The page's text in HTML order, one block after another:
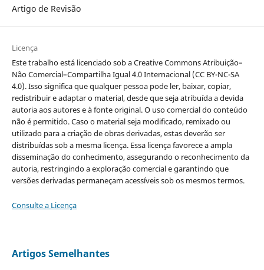
Artigo de Revisão
Licença
Este trabalho está licenciado sob a Creative Commons Atribuição–
Não Comercial–Compartilha Igual 4.0 Internacional (CC BY-NC-SA
4.0). Isso significa que qualquer pessoa pode ler, baixar, copiar,
redistribuir e adaptar o material, desde que seja atribuída a devida
autoria aos autores e à fonte original. O uso comercial do conteúdo
não é permitido. Caso o material seja modificado, remixado ou
utilizado para a criação de obras derivadas, estas deverão ser
distribuídas sob a mesma licença. Essa licença favorece a ampla
disseminação do conhecimento, assegurando o reconhecimento da
autoria, restringindo a exploração comercial e garantindo que
versões derivadas permaneçam acessíveis sob os mesmos termos.
Consulte a Licença
Artigos Semelhantes